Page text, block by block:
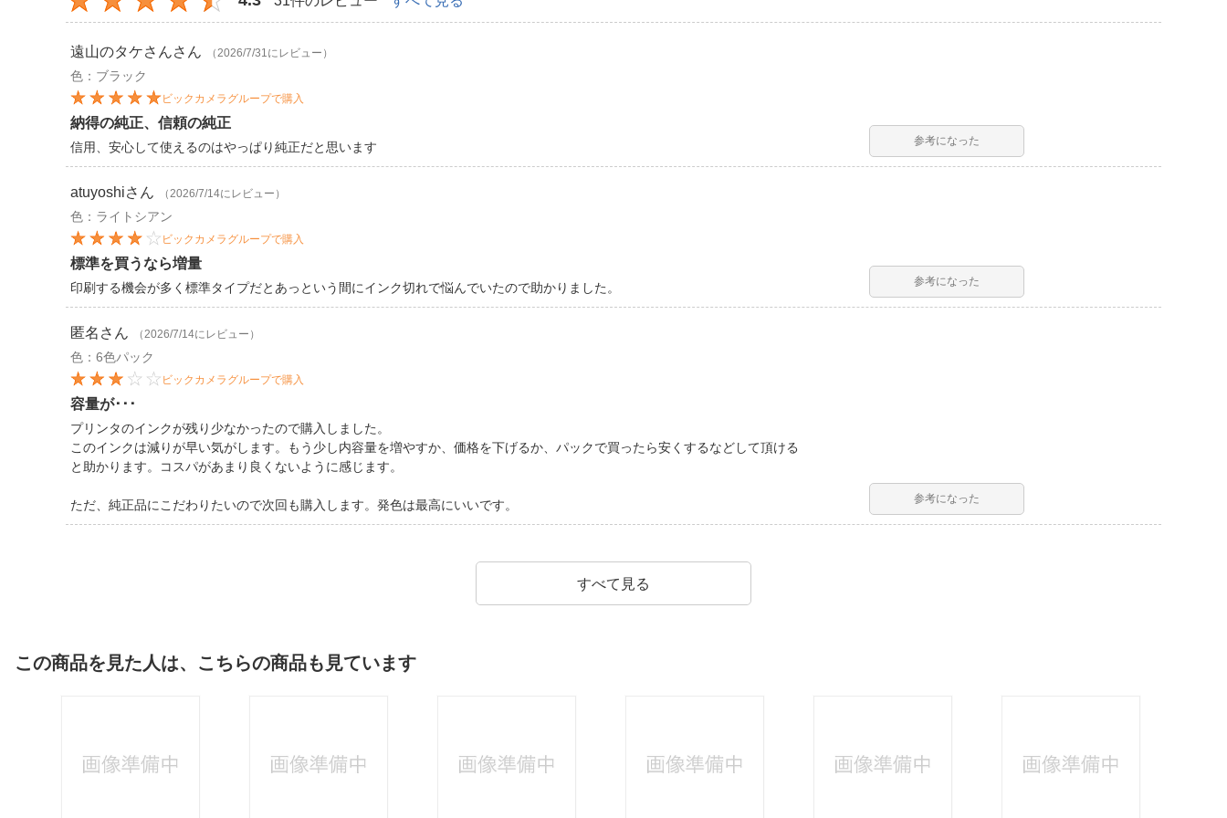
遠山のタケさんさん （2026/7/31にレビュー）
色：ブラック
ビックカメラグループで購入
納得の純正、信頼の純正
信用、安心して使えるのはやっぱり純正だと思います 参考になった
atuyoshiさん （2026/7/14にレビュー）
色：ライトシアン
ビックカメラグループで購入
標準を買うなら増量
印刷する機会が多く標準タイプだとあっという間にインク切れで悩んでいたので助かりました。 参考になった
匿名 さん （2026/7/14にレビュー）
色：6色パック
ビックカメラグループで購入
容量が･･･
プリンタのインクが残り少なかったので購入しました。
このインクは減りが早い気がします。もう少し内容量を増やすか、価格を下げるか、パックで買ったら安くするなどして頂ける
と助かります。コスパがあまり良くないように感じます。
ただ、純正品にこだわりたいので次回も購入します。発色は最高にいいです。 参考になった
すべて見る
この商品を見た人は、こちらの商品も見ています